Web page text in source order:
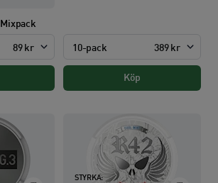
89 kr 10-pack 389 kr
Köp
STYRKA: